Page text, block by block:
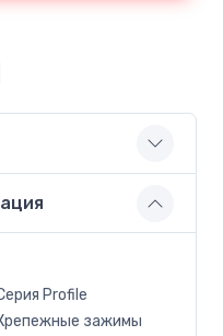
Profile
зажимы